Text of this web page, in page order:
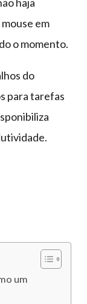
em
o momento.
do
para tarefas
um